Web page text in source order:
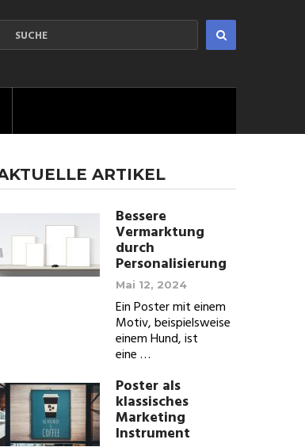
ARTIKEL
Bessere
Vermarktung
durch
Personalisierung
Mai 12, 2024
Ein Poster mit einem
Motiv, beispielsweise
einem Hund, ist
eine …
Poster als
klassisches
Marketing
Instrument